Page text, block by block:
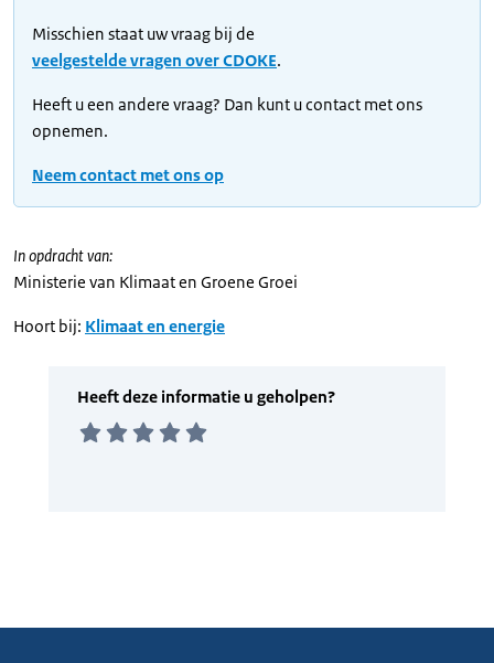
Misschien staat uw vraag bij de
veelgestelde vragen over CDOKE.
Heeft u een andere vraag? Dan kunt u contact met ons
opnemen.
Neem contact met ons op
In opdracht van:
Ministerie van Klimaat en Groene Groei
Hoort bij: Klimaat en energie